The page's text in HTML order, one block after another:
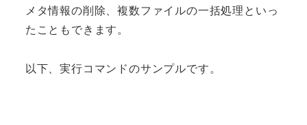
メタ情報の削除、複数ファイルの一括処理といっ
たこともできます。
以下、実行コマンドのサンプルです。